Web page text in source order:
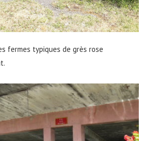
fermes typiques de grès rose